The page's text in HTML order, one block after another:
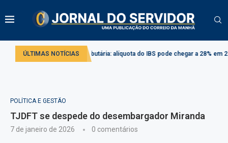
ÚLTIMAS NOTÍCIAS
Reforma tributária: alíquota do IBS pode chegar a 28% em 2033
POLÍTICA E GESTÃO
TJDFT se despede do desembargador Miranda
7 de janeiro de 2026 0 comentários